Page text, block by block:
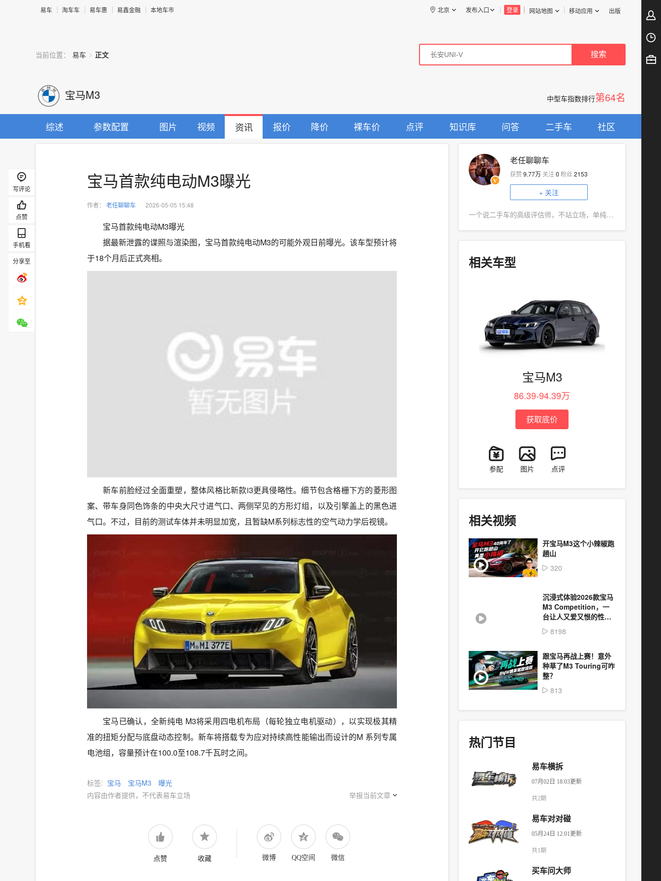
易车 淘车车 易车惠 易鑫金融 本地车市 网站地图 移动应用 出版
登录
发布入口
北京
当前位置： 易车 > 正文
宝马M3 中型车指数排行第64名
综述 参数配置 图片 视频 资讯 报价 降价 裸车价 点评 知识库 问答 二手车 社区
写评论
点赞
手机看
分享至
宝马首款纯电动M3曝光
作者： 老任聊聊车 2026-05-05 15:48
宝马首款纯电动M3曝光
据最新泄露的谍照与渲染图，宝马首款纯电动M3的可能外观日前曝光。该车型预计将
于18个月后正式亮相。
新车前脸经过全面重塑，整体风格比新款i3更具侵略性。细节包含格栅下方的菱形图
案、带车身同色饰条的中央大尺寸进气口、两侧罕见的方形灯组，以及引擎盖上的黑色进
气口。不过，目前的测试车体并未明显加宽，且暂缺M系列标志性的空气动力学后视镜。
宝马已确认，全新纯电 M3将采用四电机布局（每轮独立电机驱动），以实现极其精
准的扭矩分配与底盘动态控制。新车将搭载专为应对持续高性能输出而设计的M 系列专属
电池组，容量预计在100.0至108.7千瓦时之间。
标签: 宝马 宝马M3
曝光
内容由作者提供，不代表易车立场
举报当前文章
点赞 收藏 微博 QQ空间 微信
老任聊聊车
获赞9.77万 关注 0 粉丝 2153
+ 关注
一个说二手车的高级评估师，不站立场，单纯说车
相关车型
宝马M3
86.39-94.39万
获取底价
参配 图片 点评
相关视频
开宝马M3这个小辣椒跑
趟山
320
沉浸式体验2026款宝马
M3 Competition，一
台让人又爱又恨的性能
车 8198
跟宝马再战上赛！意外
种草了M3 Touring可咋
整？
813
热门节目
易车横拆
07月02日 18:03更新
共2期
易车对对碰
05月24日 12:01更新
共1期
买车问大师